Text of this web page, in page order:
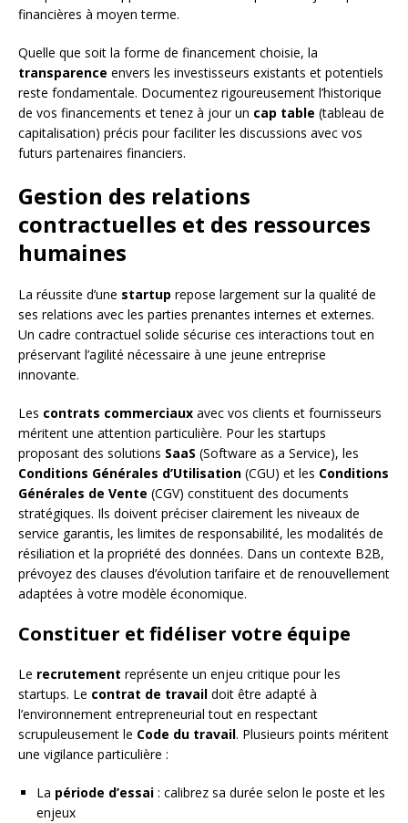
financières à moyen terme.
Quelle que soit la forme de financement choisie, la
transparence envers les investisseurs existants et potentiels
reste fondamentale. Documentez rigoureusement l’historique
de vos financements et tenez à jour un cap table (tableau de
capitalisation) précis pour faciliter les discussions avec vos
futurs partenaires financiers.
Gestion des relations
contractuelles et des ressources
humaines
La réussite d’une startup repose largement sur la qualité de
ses relations avec les parties prenantes internes et externes.
Un cadre contractuel solide sécurise ces interactions tout en
préservant l’agilité nécessaire à une jeune entreprise
innovante.
Les contrats commerciaux avec vos clients et fournisseurs
méritent une attention particulière. Pour les startups
proposant des solutions SaaS (Software as a Service), les
Conditions Générales d’Utilisation (CGU) et les Conditions
Générales de Vente (CGV) constituent des documents
stratégiques. Ils doivent préciser clairement les niveaux de
service garantis, les limites de responsabilité, les modalités de
résiliation et la propriété des données. Dans un contexte B2B,
prévoyez des clauses d’évolution tarifaire et de renouvellement
adaptées à votre modèle économique.
Constituer et fidéliser votre équipe
Le recrutement représente un enjeu critique pour les
startups. Le contrat de travail doit être adapté à
l’environnement entrepreneurial tout en respectant
scrupuleusement le Code du travail. Plusieurs points méritent
une vigilance particulière :
La période d’essai : calibrez sa durée selon le poste et les
enjeux